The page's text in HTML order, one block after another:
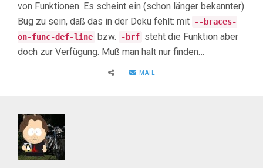
von Funktionen. Es scheint ein (schon länger bekannter)
Bug zu sein, daß das in der Doku fehlt: mit
--braces-
on-func-def-line bzw. -brf steht die Funktion aber
doch zur Verfügung. Muß man halt nur finden…
MAIL